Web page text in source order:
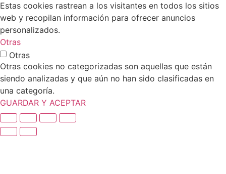
Estas cookies rastrean a los visitantes en todos los sitios
web y recopilan información para ofrecer anuncios
personalizados.
Otras
Otras
Otras cookies no categorizadas son aquellas que están
siendo analizadas y que aún no han sido clasificadas en
una categoría.
GUARDAR Y ACEPTAR